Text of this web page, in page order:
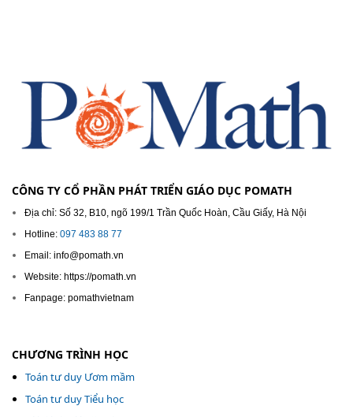
CÔNG TY CỔ PHẦN PHÁT TRIỂN GIÁO DỤC POMATH
Địa chỉ: Số 32, B10, ngõ 199/1 Trần Quốc Hoàn, Cầu Giấy, Hà Nội
Hotline: 097 483 88 77
Email: info@pomath.vn
Website: https://pomath.vn
Fanpage: pomathvietnam
CHƯƠNG TRÌNH HỌC
Toán tư duy Ươm mầm
Toán tư duy Tiểu học